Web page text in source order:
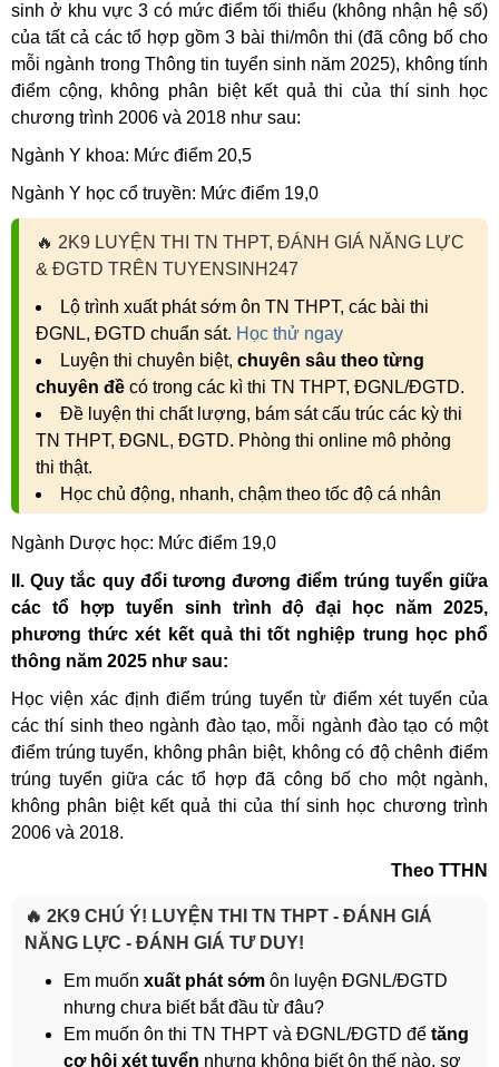
sinh ở khu vực 3 có mức điểm tối thiểu (không nhận hệ số)
của tất cả các tổ hợp gồm 3 bài thi/môn thi (đã công bố cho
mỗi ngành trong Thông tin tuyển sinh năm 2025), không tính
điểm cộng, không phân biệt kết quả thi của thí sinh học
chương trình 2006 và 2018 như sau:
Ngành Y khoa: Mức điểm 20,5
Ngành Y học cổ truyền: Mức điểm 19,0
🔥 2K9 LUYỆN THI TN THPT, ĐÁNH GIÁ NĂNG LỰC
& ĐGTD TRÊN TUYENSINH247
Lộ trình xuất phát sớm ôn TN THPT, các bài thi
ĐGNL, ĐGTD chuẩn sát. Học thử ngay
Luyện thi chuyên biệt, chuyên sâu theo từng
chuyên đề có trong các kì thi TN THPT, ĐGNL/ĐGTD.
Đề luyện thi chất lượng, bám sát cấu trúc các kỳ thi
TN THPT, ĐGNL, ĐGTD. Phòng thi online mô phỏng
thi thật.
Học chủ động, nhanh, chậm theo tốc độ cá nhân
Ngành Dược học: Mức điểm 19,0
II.Quy tắc quy đổi tương đương điểm trúng tuyển giữa
các tổ hợp tuyển sinh trình độ đại học năm 2025,
phương thức xét kết quả thi tốt nghiệp trung học phổ
thông năm 2025 như sau:
Học viện xác định điểm trúng tuyển từ điểm xét tuyển của
các thí sinh theo ngành đào tạo, mỗi ngành đào tạo có một
điểm trúng tuyển, không phân biệt, không có độ chênh điểm
trúng tuyển giữa các tổ hợp đã công bố cho một ngành,
không phân biệt kết quả thi của thí sinh học chương trình
2006 và 2018.
Theo TTHN
🔥 2K9 CHÚ Ý! LUYỆN THI TN THPT - ĐÁNH GIÁ
NĂNG LỰC - ĐÁNH GIÁ TƯ DUY!
Em muốn xuất phát sớm ôn luyện ĐGNL/ĐGTD
nhưng chưa biết bắt đầu từ đâu?
Em muốn ôn thi TN THPT và ĐGNL/ĐGTD để tăng
cơ hội xét tuyển nhưng không biết ôn thế nào, sợ